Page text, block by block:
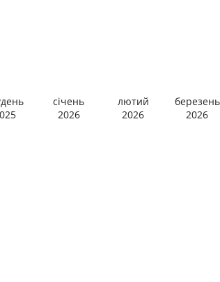
січень
2026
лютий
2026
березень
2026